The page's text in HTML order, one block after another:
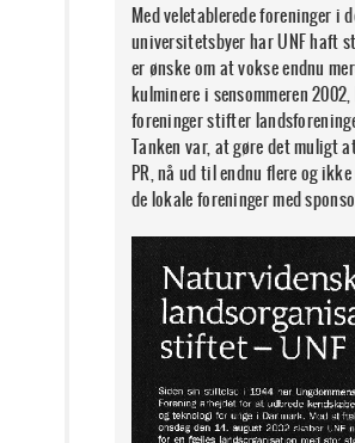
Med veletablerede foreninger i
universitetsbyer har UNF haft
er ønske om at vokse endnu
kulminere i sensommeren
foreninger stifter
Tanken var, at gøre det muligt
PR, nå ud til endnu flere og
de lokale foreninger med